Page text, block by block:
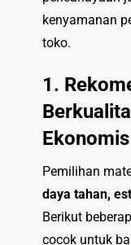
kenyamanan
toko.
1.
Ekonomis
Pemilihan
daya tahan,
Berikut
cocok untuk